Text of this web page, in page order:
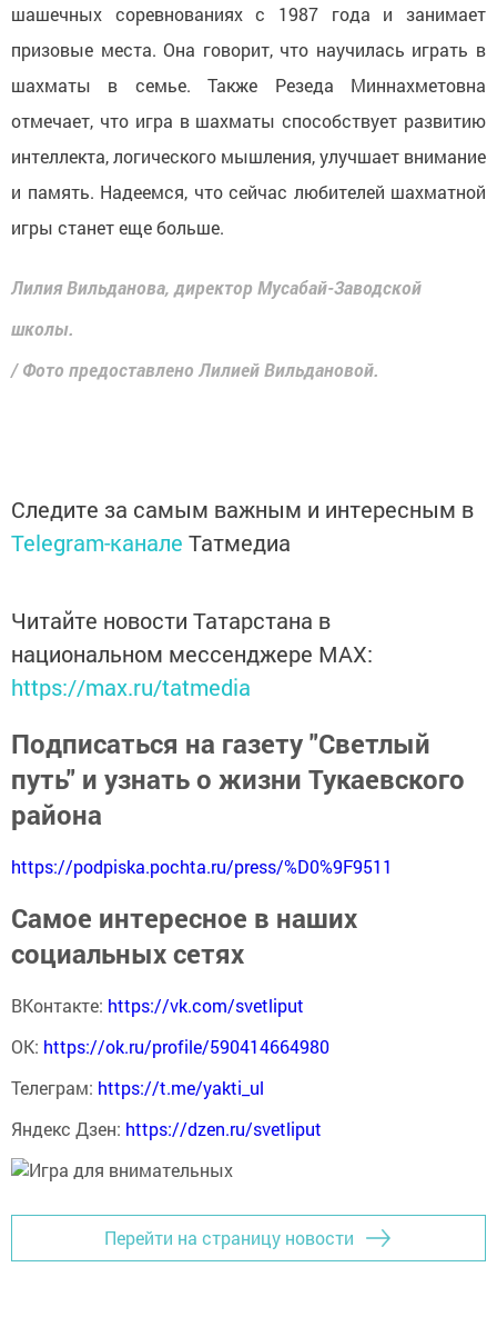
шашечных соревнованиях с 1987 года и занимает
призовые места. Она говорит, что научилась играть в
шахматы в семье. Также Резеда Миннахметовна
отмечает, что игра в шахматы способствует развитию
интеллекта, логического мышления, улучшает внимание
и память. Надеемся, что сейчас любителей шахматной
игры станет еще больше.
Лилия Вильданова, директор Мусабай-Заводской
школы.
/ Фото предоставлено Лилией Вильдановой.
Следите за самым важным и интересным в
Telegram-канале Татмедиа
Читайте новости Татарстана в
национальном мессенджере MАХ:
https://max.ru/tatmedia
Подписаться на газету "Светлый
путь" и узнать о жизни Тукаевского
района
https://podpiska.pochta.ru/press/%D0%9F9511
Самое интересное в наших
социальных сетях
ВКонтакте: https://vk.com/svetliput
ОК: https://ok.ru/profile/590414664980
Телеграм: https://t.me/yakti_ul
Яндекс Дзен: https://dzen.ru/svetliput
Перейти на страницу новости